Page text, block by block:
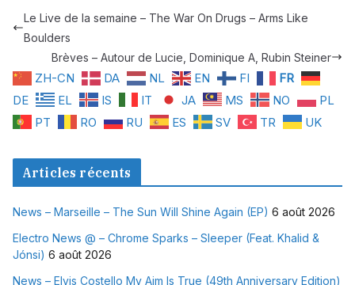
Le Live de la semaine – The War On Drugs – Arms Like
Boulders
Brèves – Autour de Lucie, Dominique A, Rubin Steiner
ZH-CN DA NL EN FI
FR
DE
EL IS IT JA MS NO
PL
PT
RO RU ES SV TR UK
Articles récents
News – Marseille – The Sun Will Shine Again (EP) 6 août 2026
Electro News @ – Chrome Sparks – Sleeper (Feat. Khalid &
Jónsi) 6 août 2026
News – Elvis Costello My Aim Is True (49th Anniversary Edition)